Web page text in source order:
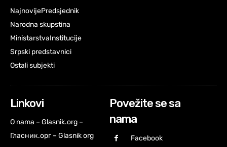
NajnovijePredsjednik
Narodna skupstina
MinistarstvaInstitucije
Srpski predstavnici
Ostali subjekti
Linkovi
O nama – Glasnik.org –
Гласник.орг – Glasnik org
Povežite se sa
nama
Facebook